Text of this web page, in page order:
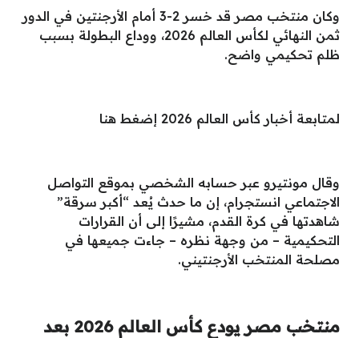
وكان منتخب مصر قد خسر 2-3 أمام الأرجنتين في الدور
ثمن النهائي لكأس العالم 2026، ووداع البطولة بسبب
ظلم تحكيمي واضح.
لمتابعة أخبار كأس العالم 2026 إضغط هنا
وقال مونتيرو عبر حسابه الشخصي بموقع التواصل
الاجتماعي انستجرام، إن ما حدث يُعد “أكبر سرقة”
شاهدتها في كرة القدم، مشيرًا إلى أن القرارات
التحكيمية – من وجهة نظره – جاءت جميعها في
مصلحة المنتخب الأرجنتيني.
منتخب مصر يودع كأس العالم 2026 بعد